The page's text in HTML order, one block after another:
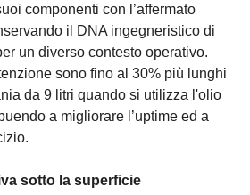
componenti con l’affermato
il DNA ingegneristico di
un diverso contesto operativo.
sono fino al 30% più lunghi
da 9 litri quando si utilizza l'olio
a migliorare l’uptime ed a
sotto la superficie